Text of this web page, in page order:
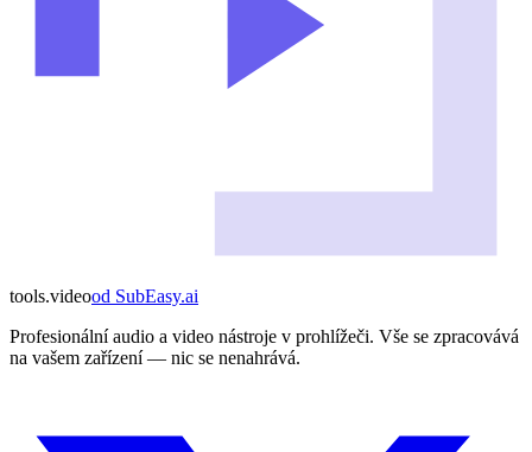
tools.videood SubEasy.ai
Profesionální audio a video nástroje v prohlížeči. Vše se zpracovává
na vašem zařízení — nic se nenahrává.